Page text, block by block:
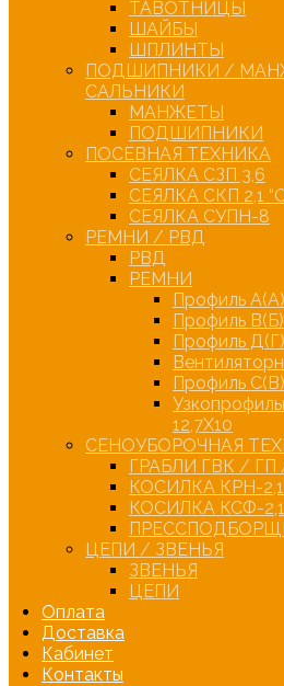
ТАВОТНИЦЫ
ШАЙБЫ
ШПЛИНТЫ
ПОДШИПНИКИ /
САЛЬНИКИ
МАНЖЕТЫ
ПОДШИПНИКИ
ПОСЕВНАЯ ТЕХНИКА
СЕЯЛКА СЗП 3,6
СЕЯЛКА СКП 2,1
СЕЯЛКА СУПН-8
РЕМНИ / РВД
РВД
РЕМНИ
Профиль
Профиль В(Б)
Профиль
Профиль
12,7Х10
СЕНОУБОРОЧНАЯ
ГРАБЛИ ГВК / ГП
КОСИЛКА КРН-
КОСИЛКА КСФ-
ЦЕПИ / ЗВЕНЬЯ
ЗВЕНЬЯ
ЦЕПИ
Оплата
Доставка
Кабинет
Контакты